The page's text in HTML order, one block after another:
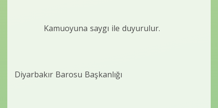
Kamuoyuna saygı ile duyurulur.
Diyarbakır Barosu Başkanlığı